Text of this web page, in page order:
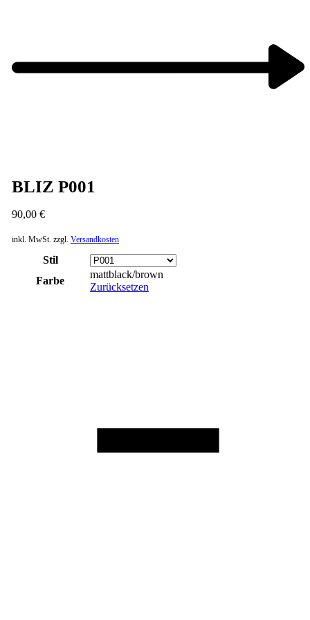
BLIZ P001
90,00 €
inkl. MwSt. zzgl. Versandkosten
Stil
Farbe
mattblack/brown
Zurücksetzen